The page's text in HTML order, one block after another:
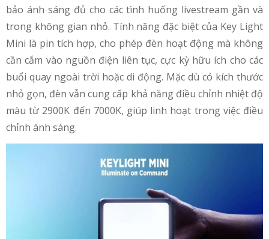
bảo ánh sáng đủ cho các tình huống livestream gần và
trong không gian nhỏ. Tính năng đặc biệt của Key Light
Mini là pin tích hợp, cho phép đèn hoạt động mà không
cần cắm vào nguồn điện liên tục, cực kỳ hữu ích cho các
buổi quay ngoài trời hoặc di động. Mặc dù có kích thước
nhỏ gọn, đèn vẫn cung cấp khả năng điều chỉnh nhiệt độ
màu từ 2900K đến 7000K, giúp linh hoạt trong việc điều
chỉnh ánh sáng.